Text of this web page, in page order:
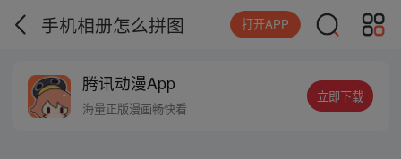
手机相册怎么拼图 打开APP
腾讯动漫App
海量正版漫画畅快看
立即下载